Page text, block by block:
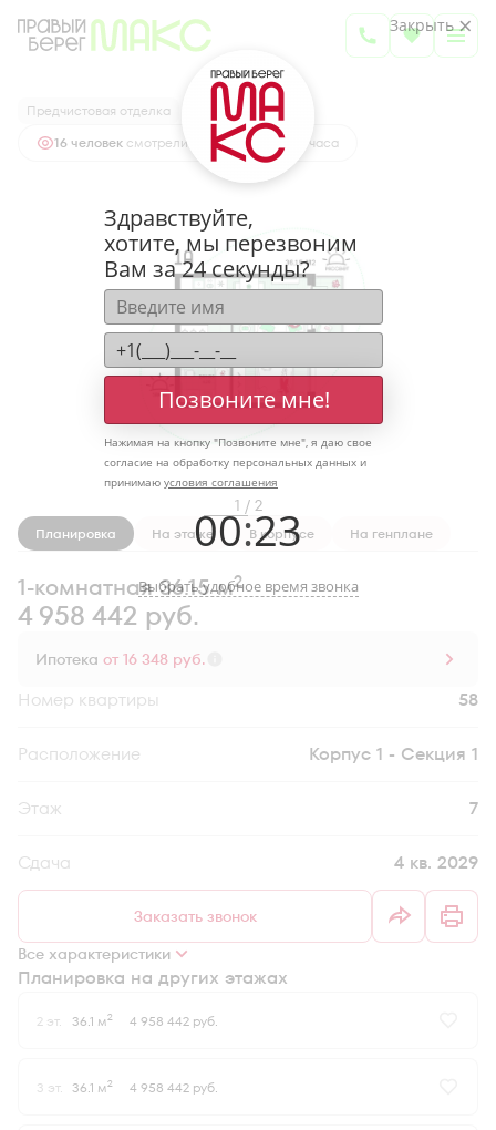
1-комнатная36.15 м2
4 958 442 руб.
Ипотекаот 16 348 руб.
Предчистовая отделка
16 человек смотрели эту квартиру за 24 часа
1 / 2
Планировка На этаже В корпусе На генплане
1-комнатная 36.15 м2
4 958 442 руб.
Ипотека от 16 348 руб.
Номер квартиры 58
Секция Корпус 1 - Секция 1
Этаж 7
Сдача 4 кв. 2029
Заказать звонок
Все характеристики
Планировка на других этажах
2 эт. 36.1 м2 4 958 442 руб.
3 эт. 36.1 м2 4 958 442 руб.
Закрыть
Здравствуйте,
хотите, мы перезвоним
Вам за 24 секунды?
Позвоните мне!
Нажимая на кнопку "Позвоните мне", я даю свое
согласие на обработку персональных данных и
принимаю условия соглашения
00:23
Выбрать удобное время звонка